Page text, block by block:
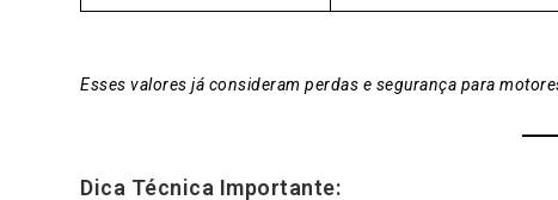
Esses valores já consideram perdas e segurança para
Dica Técnica Importante: